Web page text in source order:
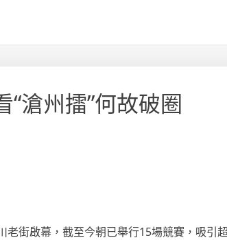
滄州擂”何故破圈
老街啟幕，截至今朝已舉行15場競賽，吸引